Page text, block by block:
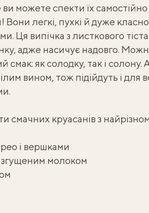
ви можете спекти їх самостійно
легкі, пухкі й дуже
Ця випічка з листкового
адже насичує надовго.
смак: як солодку, так і солону.
вином, тож підійдуть і для
смачних круасанів з
і вершками
молоком